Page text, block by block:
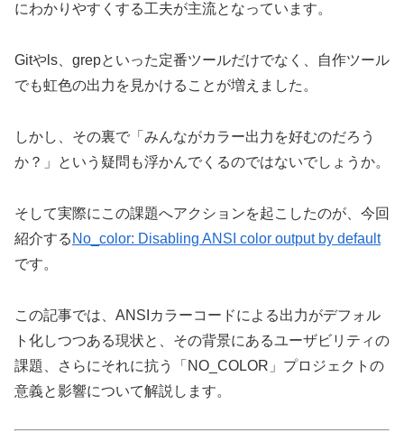
にわかりやすくする工夫が主流となっています。
Gitやls、grepといった定番ツールだけでなく、自作ツール
でも虹色の出力を見かけることが増えました。
しかし、その裏で「みんながカラー出力を好むのだろう
か？」という疑問も浮かんでくるのではないでしょうか。
そして実際にこの課題へアクションを起こしたのが、今回
紹介する No_color: Disabling ANSI color output by default
です。
この記事では、ANSIカラーコードによる出力がデフォル
ト化しつつある現状と、その背景にあるユーザビリティの
課題、さらにそれに抗う「NO_COLOR」プロジェクトの
意義と影響について解説します。